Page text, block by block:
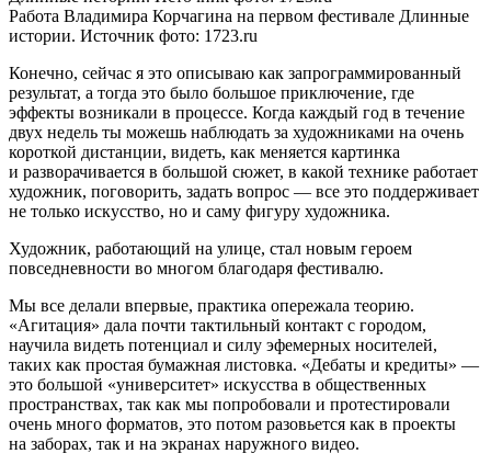
Работа Владимира Корчагина на первом фестивале Длинные
истории. Источник фото: 1723.ru
Конечно, сейчас я это описываю как запрограммированный
результат, а тогда это было большое приключение, где
эффекты возникали в процессе. Когда каждый год в течение
двух недель ты можешь наблюдать за художниками на очень
короткой дистанции, видеть, как меняется картинка
и разворачивается в большой сюжет, в какой технике работает
художник, поговорить, задать вопрос — все это поддерживает
не только искусство, но и саму фигуру художника.
Художник, работающий на улице, стал новым героем
повседневности во многом благодаря фестивалю.
Мы все делали впервые, практика опережала теорию.
«Агитация» дала почти тактильный контакт с городом,
научила видеть потенциал и силу эфемерных носителей,
таких как простая бумажная листовка. «Дебаты и кредиты» —
это большой «университет» искусства в общественных
пространствах, так как мы попробовали и протестировали
очень много форматов, это потом разовьется как в проекты
на заборах, так и на экранах наружного видео.